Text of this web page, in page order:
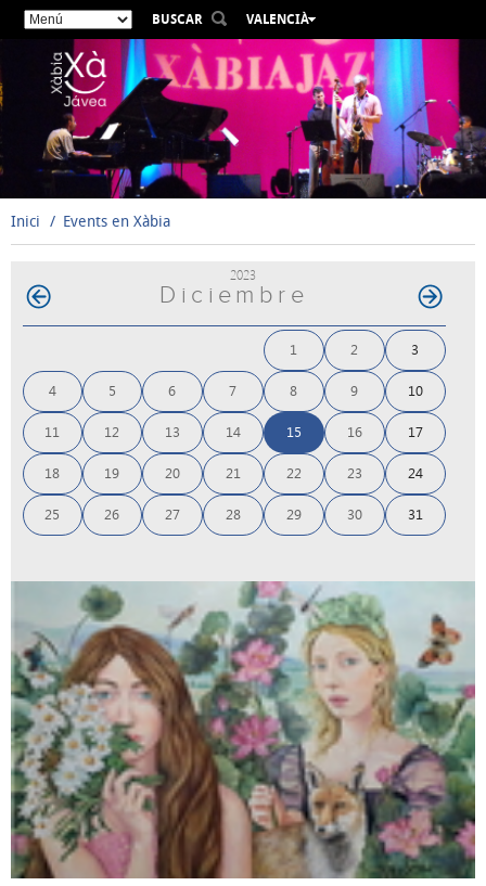
BUSCAR
VALENCIÀ
ESPAÑOL
ENGLISH
DEUTSCH
РУССКИЙ
Inici Events en Xàbia
2023
Diciembre
1 2 3
4 5 6 7 8 9 10
11 12 13 14 15 16 17
18 19 20 21 22 23 24
25 26 27 28 29 30 31